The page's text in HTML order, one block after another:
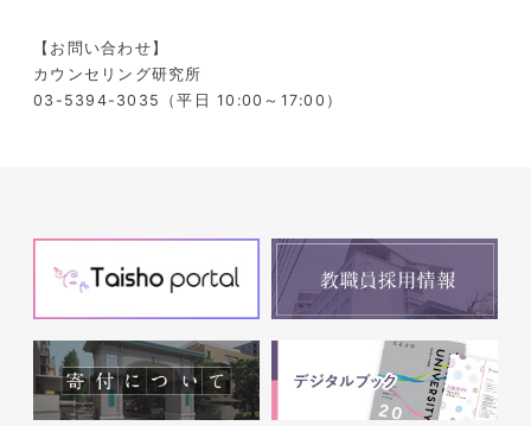
【お問い合わせ】
カウンセリング研究所
03-5394-3035（平日 10:00～17:00）